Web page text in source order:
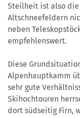
Steilheit ist also die
Altschneefeldern
neben
empfehlenswert.
Diese
Alpenhauptkamm
sehr gute
Skihochtouren
dort südseitig Firn,